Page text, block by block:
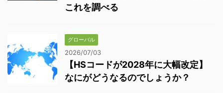
これを調べる
グローバル
2026/07/03
【HSコードが2028年に大幅改定】
なにがどうなるのでしょうか？